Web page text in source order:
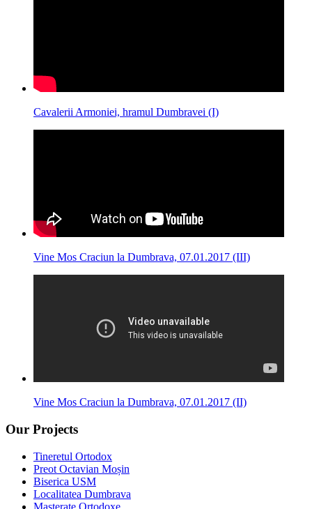
Cavalerii Armoniei, hramul Dumbravei (I)
Vine Mos Craciun la Dumbrava, 07.01.2017 (III)
Vine Mos Craciun la Dumbrava, 07.01.2017 (II)
Our Projects
Tineretul Ortodox
Preot Octavian Moșin
Biserica USM
Localitatea Dumbrava
Masterate Ortodoxe